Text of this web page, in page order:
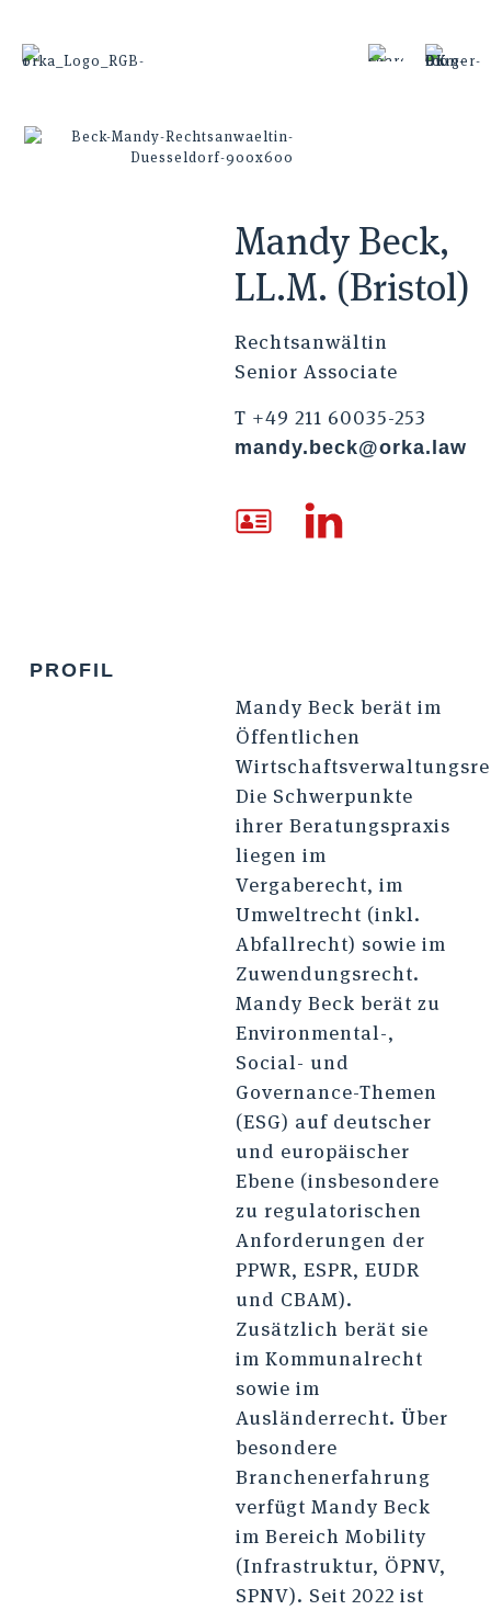
Mandy Beck,
LL.M. (Bristol)
Rechtsanwältin
Senior Associate
T +49 211 60035-253
mandy.beck@orka.law
PROFIL
Mandy Beck berät im
Öffentlichen
Die Schwerpunkte
ihrer Beratungspraxis
liegen im
Vergaberecht, im
Umweltrecht (inkl.
Abfallrecht) sowie im
Zuwendungsrecht.
Mandy Beck berät zu
Environmental-,
Social- und
Governance-Themen
(ESG) auf deutscher
und europäischer
Ebene (insbesondere
zu regulatorischen
Anforderungen der
PPWR, ESPR, EUDR
und CBAM).
Zusätzlich berät sie
im Kommunalrecht
sowie im
Ausländerrecht. Über
besondere
Branchenerfahrung
verfügt Mandy Beck
im Bereich Mobility
(Infrastruktur, ÖPNV,
SPNV). Seit 2022 ist